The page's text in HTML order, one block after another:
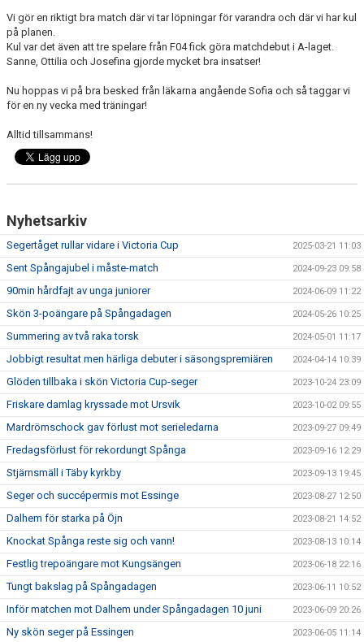
Vi gör en riktigt bra match där vi tar löpningar för varandra och där vi har kul
på planen.
Kul var det även att tre spelare från F04 fick göra matchdebut i A-laget.
Sanne, Ottilia och Josefina gjorde mycket bra insatser!
Nu hoppas vi på bra besked från läkarna angående Sofia och så taggar vi
för en ny vecka med träningar!
Alltid tillsammans!
Nyhetsarkiv
Segertåget rullar vidare i Victoria Cup 2025-03-21 11:03
Sent Spångajubel i måste-match 2024-09-23 09:58
90min hårdfajt av unga juniorer 2024-06-09 11:22
Skön 3-poängare på Spångadagen 2024-05-26 10:25
Summering av två raka torsk 2024-05-01 11:17
Jobbigt resultat men härliga debuter i säsongspremiären 2024-04-14 10:39
Glöden tillbaka i skön Victoria Cup-seger 2023-10-24 23:09
Friskare damlag kryssade mot Ursvik 2023-10-02 09:55
Mardrömschock gav förlust mot serieledarna 2023-09-27 09:49
Fredagsförlust för rekordungt Spånga 2023-09-16 12:29
Stjärnsmäll i Täby kyrkby 2023-09-13 19:45
Seger och succépermis mot Essinge 2023-08-27 12:50
Dalhem för starka på Öjn 2023-08-21 14:52
Knockat Spånga reste sig och vann! 2023-08-13 10:14
Festlig trepoängare mot Kungsängen 2023-06-18 22:16
Tungt bakslag på Spångadagen 2023-06-11 10:52
Inför matchen mot Dalhem under Spångadagen 10 juni 2023-06-09 20:26
Ny skön seger på Essingen 2023-06-05 11:14